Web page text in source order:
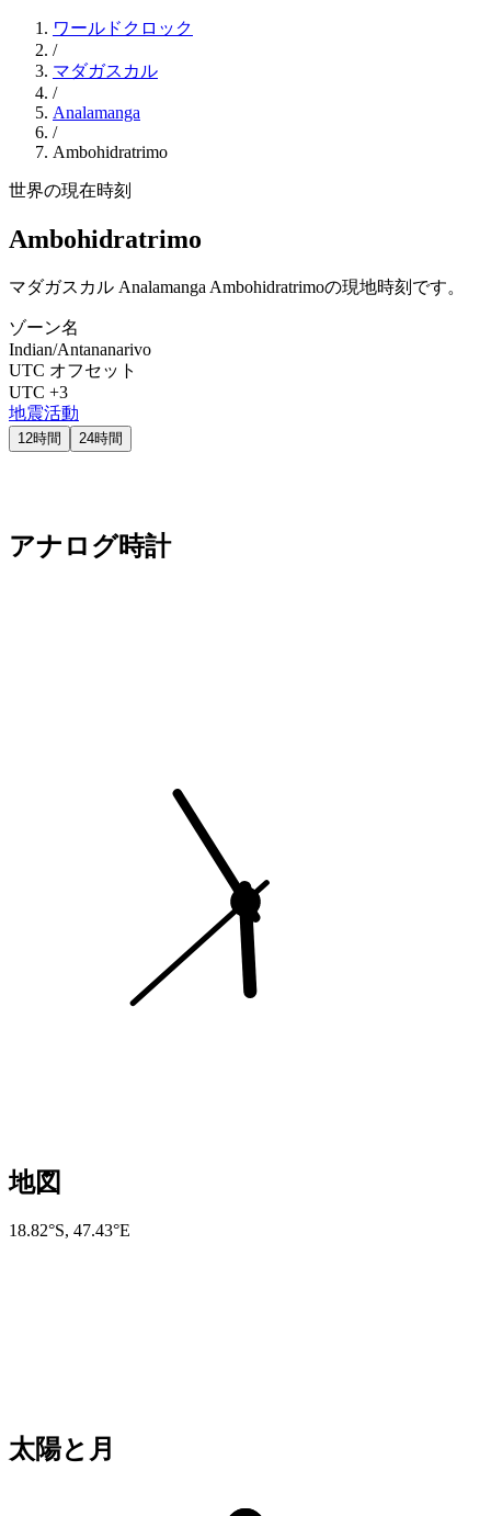
ワールドクロック
/
マダガスカル
/
Analamanga
/
Ambohidratrimo
世界の現在時刻
Ambohidratrimo
マダガスカル Analamanga Ambohidratrimoの現地時刻です。
ゾーン名
Indian/Antananarivo
UTC オフセット
UTC +3
地震活動
12時間 24時間
アナログ時計
地図
18.82°S, 47.43°E
太陽と月